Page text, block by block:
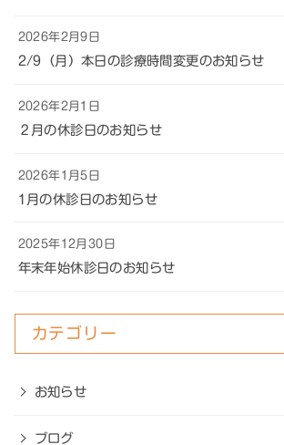
2/9（月）本日の診療時間変更のお知らせ
2026年2月9日
２月の休診日のお知らせ
2026年2月1日
1月の休診日のお知らせ
2026年1月5日
年末年始休診日のお知らせ
2025年12月30日
カテゴリー
お知らせ
ブログ